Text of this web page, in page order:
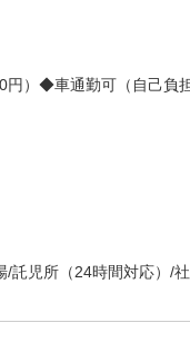
◆車通勤可（自己負担
児所（24時間対応）/社